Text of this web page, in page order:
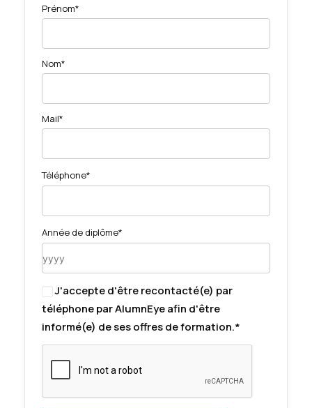
Prénom*
Nom*
Mail*
Téléphone*
Année de diplôme*
J'accepte d'être recontacté(e) par
téléphone par AlumnEye afin d'être
informé(e) de ses offres de formation.*